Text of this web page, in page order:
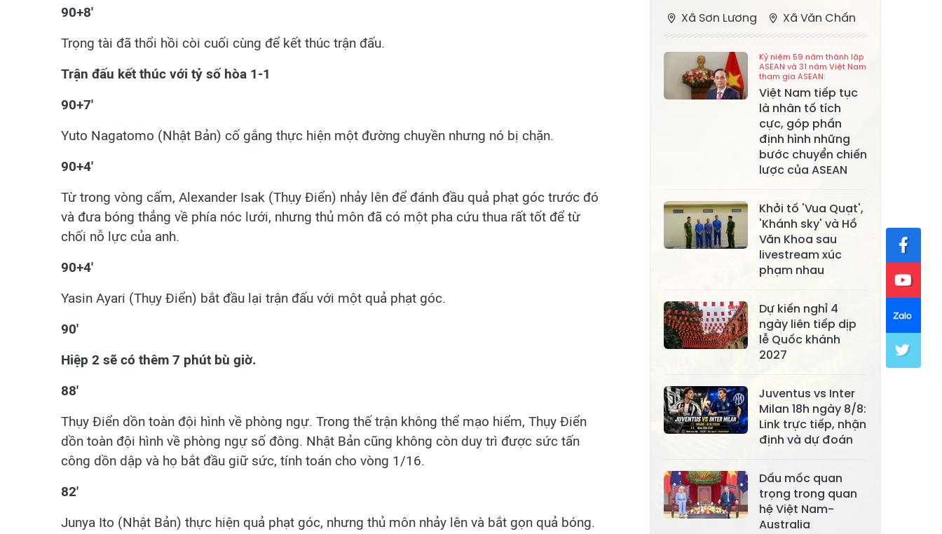
90+8'
Trọng tài đã thổi hồi còi cuối cùng để kết thúc trận đấu.
Trận đấu kết thúc với tỷ số hòa 1-1
90+7'
Yuto Nagatomo (Nhật Bản) cố gắng thực hiện một đường chuyền nhưng nó bị chặn.
90+4'
Từ trong vòng cấm, Alexander Isak (Thụy Điển) nhảy lên để đánh đầu quả phạt góc trước đó
và đưa bóng thẳng về phía nóc lưới, nhưng thủ môn đã có một pha cứu thua rất tốt để từ
chối nỗ lực của anh.
90+4'
Yasin Ayari (Thụy Điển) bắt đầu lại trận đấu với một quả phạt góc.
90'
Hiệp 2 sẽ có thêm 7 phút bù giờ.
88'
Thụy Điển dồn toàn đội hình về phòng ngự. Trong thế trận không thể mạo hiểm, Thụy Điển
dồn toàn đội hình về phòng ngự số đông. Nhật Bản cũng không còn duy trì được sức tấn
công dồn dập và họ bắt đầu giữ sức, tính toán cho vòng 1/16.
82'
Junya Ito (Nhật Bản) thực hiện quả phạt góc, nhưng thủ môn nhảy lên và bắt gọn quả bóng.
Xã Sơn Lương
Xã Văn Chấn
Bằng La
Xã Chấn Thịnh
Xã Nghĩa Tâm
Xã Phong Dụ
Hạ
Xã Lâm Giang
Xã Tân Hợp
Xã Mậu A Xã Xuân Ái
Xã Mỏ Vàng
Xã Lâm
Thượng
Xã Tân Lĩnh
Xã Khánh Hòa
Xã Phúc Lợi
Xã Mường Lai
Xã Cảm Nhân
Xã Thác Bà
Xã Yên Bình
Xã Trấn Yên
Xã Hưng
Khánh
Thịnh
Xã Quy Mông
Xã Cốc San
Xã Hợp Thành
Xã Phong Hải
Kỷ niệm 59 năm thành lập
ASEAN và 31 năm Việt Nam
tham gia ASEAN:
Việt Nam tiếp tục
là nhân tố tích
cực, góp phần
định hình những
bước chuyển chiến
lược của ASEAN
Khởi tố 'Vua Quạt',
'Khánh sky' và Hồ
Văn Khoa sau
livestream xúc
phạm nhau
Dự kiến nghỉ 4
ngày liên tiếp dịp
lễ Quốc khánh
2027
Juventus vs Inter
Milan 18h ngày 8/8:
Link trực tiếp, nhận
định và dự đoán
Dấu mốc quan
trọng trong quan
hệ Việt Nam-
Australia